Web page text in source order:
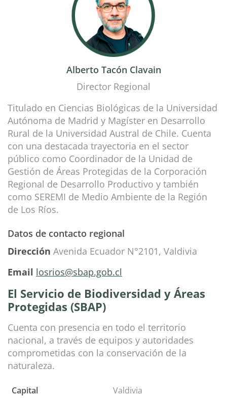
Alberto Tacón Clavain
Director Regional
Titulado en Ciencias Biológicas de la Universidad
Autónoma de Madrid y Magíster en Desarrollo
Rural de la Universidad Austral de Chile. Cuenta
con una destacada trayectoria en el sector
público como Coordinador de la Unidad de
Gestión de Áreas Protegidas de la Corporación
Regional de Desarrollo Productivo y también
como SEREMI de Medio Ambiente de la Región
de Los Ríos.
Datos de contacto regional
Dirección Avenida Ecuador N°2101, Valdivia
Email losrios@sbap.gob.cl
El Servicio de Biodiversidad y Áreas
Protegidas (SBAP)
Cuenta con presencia en todo el territorio
nacional, a través de equipos y autoridades
comprometidas con la conservación de la
naturaleza.
Capital Valdivia